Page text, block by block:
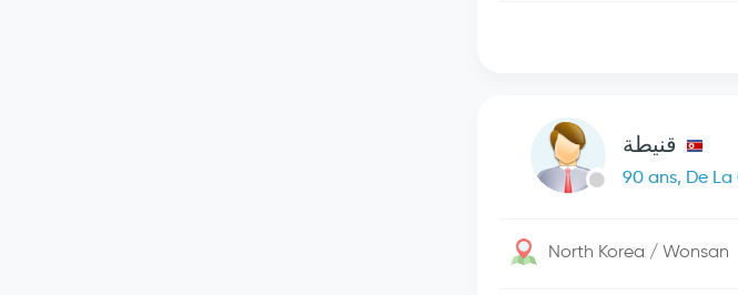
قنيطة
90 ans, De
North Korea / Wonsan